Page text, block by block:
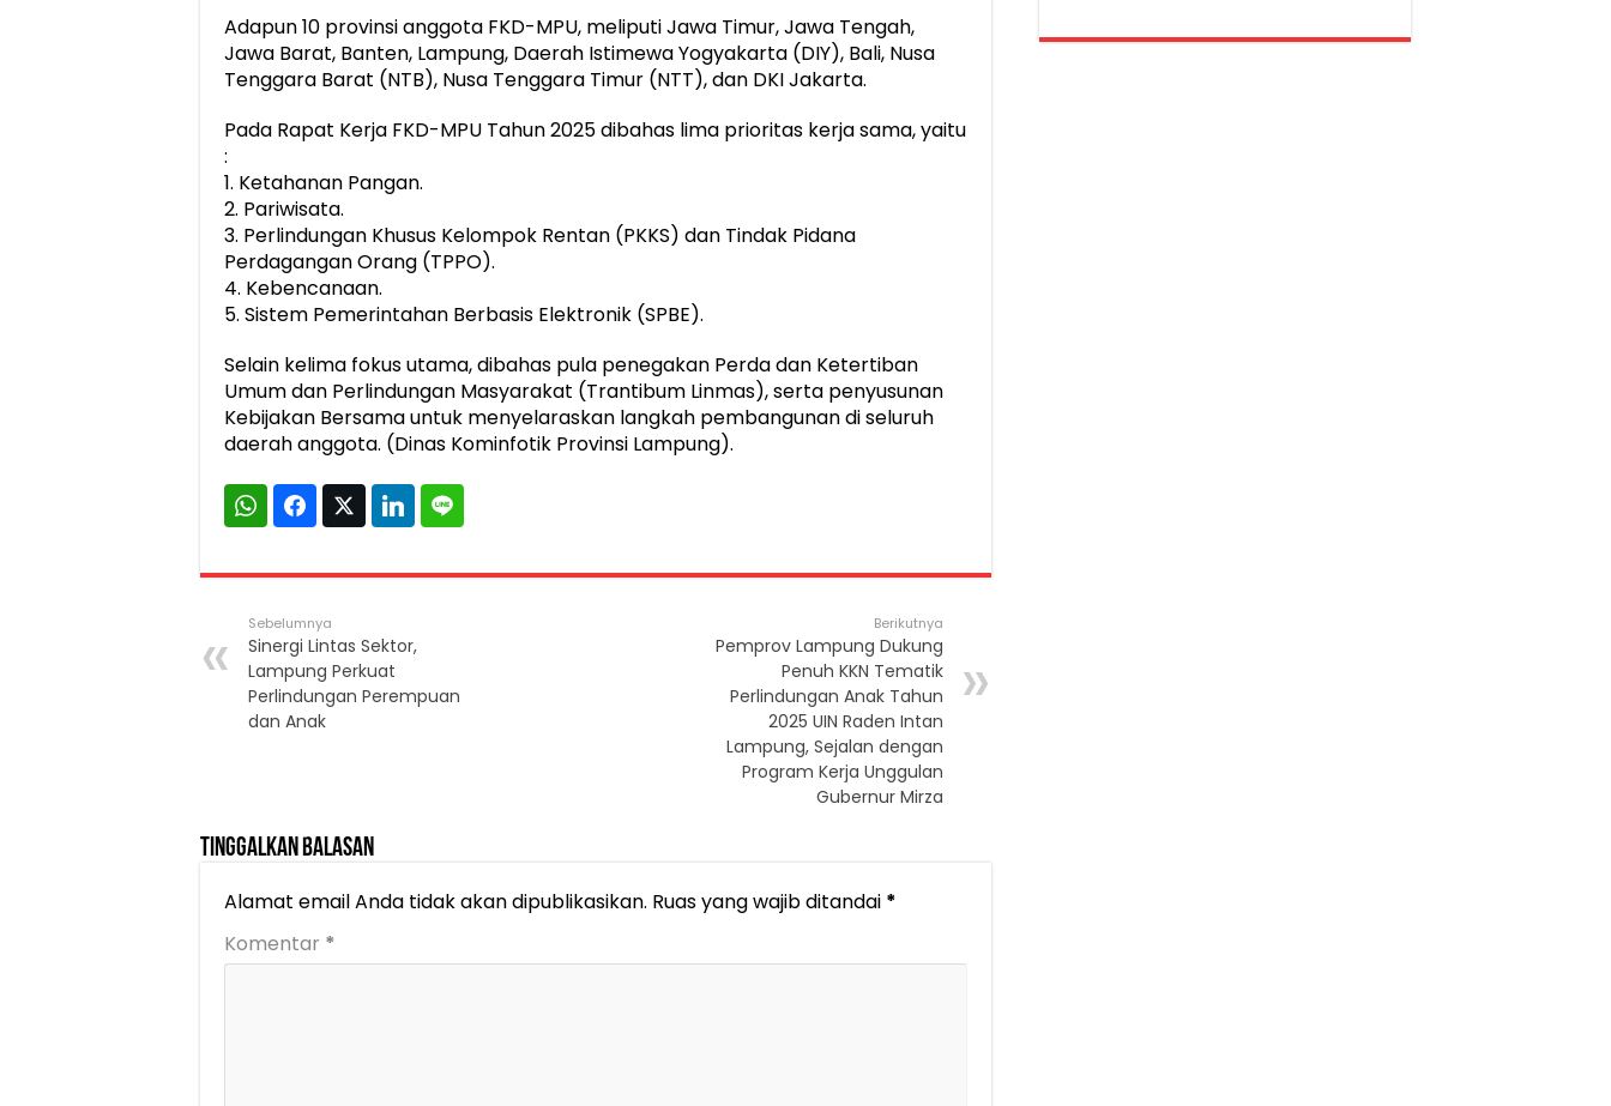
Adapun 10 provinsi anggota FKD-MPU, meliputi Jawa Timur, Jawa Tengah,
Jawa Barat, Banten, Lampung, Daerah Istimewa Yogyakarta (DIY), Bali, Nusa
Tenggara Barat (NTB), Nusa Tenggara Timur (NTT), dan DKI Jakarta.
Pada Rapat Kerja FKD-MPU Tahun 2025 dibahas lima prioritas kerja sama, yaitu
:
1. Ketahanan Pangan.
2. Pariwisata.
3. Perlindungan Khusus Kelompok Rentan (PKKS) dan Tindak Pidana
Perdagangan Orang (TPPO).
4. Kebencanaan.
5. Sistem Pemerintahan Berbasis Elektronik (SPBE).
Selain kelima fokus utama, dibahas pula penegakan Perda dan Ketertiban
Umum dan Perlindungan Masyarakat (Trantibum Linmas), serta penyusunan
Kebijakan Bersama untuk menyelaraskan langkah pembangunan di seluruh
daerah anggota. (Dinas Kominfotik Provinsi Lampung).
Sebelumnya
Sinergi Lintas Sektor,
Lampung Perkuat
Perlindungan Perempuan
dan Anak
Berikutnya
Pemprov Lampung Dukung
Penuh KKN Tematik
Perlindungan Anak Tahun
2025 UIN Raden Intan
Lampung, Sejalan dengan
Program Kerja Unggulan
Gubernur Mirza
Tinggalkan Balasan
Alamat email Anda tidak akan dipublikasikan. Ruas yang wajib ditandai *
Komentar *